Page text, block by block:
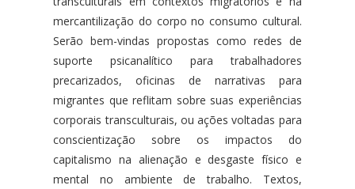
mercantilização do corpo no consumo cultural.
Serão bem-vindas propostas como redes de
suporte psicanalítico para trabalhadores
precarizados, oficinas de narrativas para
migrantes que reflitam sobre suas experiências
corporais transculturais, ou ações voltadas para
conscientização sobre os impactos do
capitalismo na alienação e desgaste físico e
mental no ambiente de trabalho. Textos,